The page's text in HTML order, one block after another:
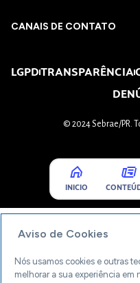
CANAIS DE CONTATO
LGPDTRANSPARÊNCIA
© 2024 Sebrae/PR.
INICIO
Aviso de Cookies
Nós usamos cookies e outras
melhorar a sua experiência em